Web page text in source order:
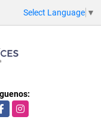
Select Language ▼
Instagram